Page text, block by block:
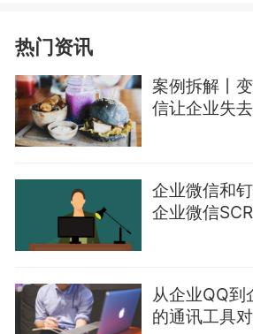
热门资讯
案例拆解丨
信让企业失
企业微信和
企业微信
从企业QQ到
的通讯工具